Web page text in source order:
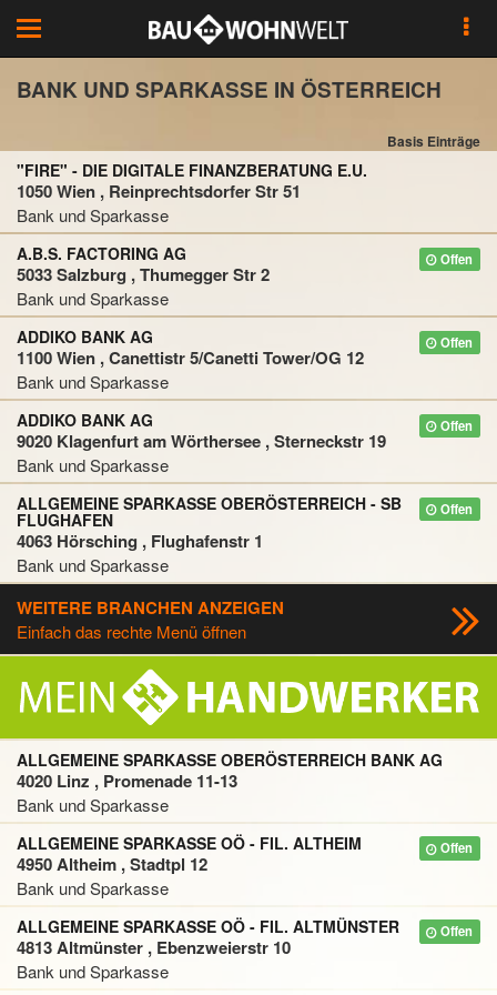
Toggle
navigation
BANK UND SPARKASSE IN ÖSTERREICH
Basis Einträge
"FIRE" - DIE DIGITALE FINANZBERATUNG E.U.
1050 Wien , Reinprechtsdorfer Str 51
Bank und Sparkasse
Offen
A.B.S. FACTORING AG
5033 Salzburg , Thumegger Str 2
Bank und Sparkasse
Offen
ADDIKO BANK AG
1100 Wien , Canettistr 5/Canetti Tower/OG 12
Bank und Sparkasse
Offen
ADDIKO BANK AG
9020 Klagenfurt am Wörthersee , Sterneckstr 19
Bank und Sparkasse
Offen
ALLGEMEINE SPARKASSE OBERÖSTERREICH - SB
FLUGHAFEN
4063 Hörsching , Flughafenstr 1
Bank und Sparkasse
WEITERE BRANCHEN ANZEIGEN
Einfach das rechte Menü öffnen
ALLGEMEINE SPARKASSE OBERÖSTERREICH BANK AG
4020 Linz , Promenade 11-13
Bank und Sparkasse
Offen
ALLGEMEINE SPARKASSE OÖ - FIL. ALTHEIM
4950 Altheim , Stadtpl 12
Bank und Sparkasse
Offen
ALLGEMEINE SPARKASSE OÖ - FIL. ALTMÜNSTER
4813 Altmünster , Ebenzweierstr 10
Bank und Sparkasse